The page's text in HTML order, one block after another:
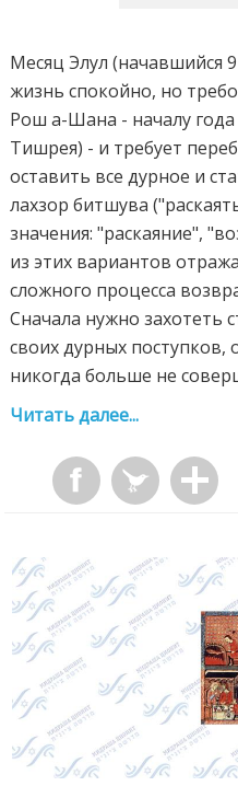
Месяц Элул (начавшийся
жизнь спокойно, но
Рош а-Шана - началу
Тишрея) - и требует
оставить все дурное и
лахзор битшува
значения: "раскаяние",
из этих вариантов
сложного процесса
Сначала нужно захотеть
своих дурных поступков,
никогда больше не
Читать далее...